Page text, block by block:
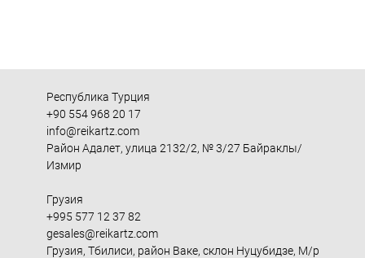
Республика Турция
+90 554 968 20 17
info@reikartz.com
Район Адалет, улица 2132/2, № 3/27 Байраклы/
Измир
Грузия
+995 577 12 37 82
gesales@reikartz.com
Грузия, Тбилиси, район Ваке, склон Нуцубидзе, М/р